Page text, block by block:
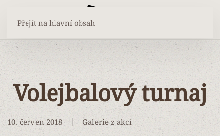
Přejít na hlavní obsah
Volejbalový turnaj
10. červen 2018 Galerie z akcí